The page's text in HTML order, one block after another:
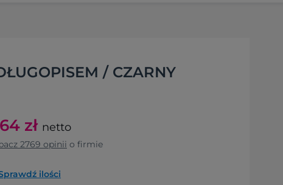
/ CZARNY
zł netto
2769 opinii o firmie
ilości